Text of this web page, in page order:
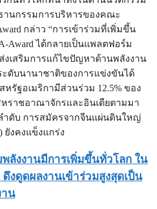
ธานกรรมการบริหารของคณะ
กล่าว “การเข้าร่วมที่เพิ่มขึ้น
Award ได้กลายเป็นแพลตฟอร์ม
งเสริมการแก้ไขปัญหาด้านพลังงาน
ดับนานาชาติของการแข่งขันได้
รัฐอเมริกามีส่วนร่วม 12.5% ของ
ราชอาณาจักรและอินเดียตามมา
ลำดับ การสมัครจากจีนแผ่นดินใหญ่
ยังคงแข็งแกร่ง
ลังงานมีการเพิ่มขึ้นทั่วโลก ใน
งดูดผลงานเข้าร่วมสูงสุดเป็น
าน